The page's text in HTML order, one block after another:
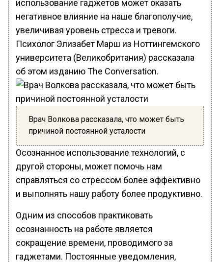
использование гаджетов может оказать
негативное влияние на наше благополучие,
увеличивая уровень стресса и тревоги.
Психолог Элизабет Марш из Ноттингемского
университета (Великобритания) рассказала
об этом изданию The Conversation.
Врач Волкова рассказала, что может быть
причиной постоянной усталости
Осознанное использование технологий, с
другой стороны, может помочь нам
справляться со стрессом более эффективно
и выполнять нашу работу более продуктивно.
Одним из способов практиковать
осознанность на работе является
сокращение времени, проводимого за
гаджетами. Постоянные уведомления,